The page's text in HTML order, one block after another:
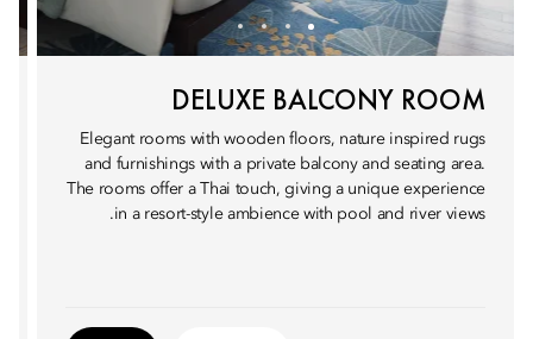
DELUXE BALCONY ROOM
Elegant rooms with wooden floors, nature inspired rugs
and furnishings with a private balcony and seating area.
The rooms offer a Thai touch, giving a unique experience
in a resort-style ambience with pool and river views.